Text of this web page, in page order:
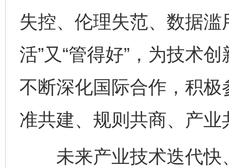
失控、伦理失范、数据
活”又“管得好”，为技术
不断深化国际合作，积
准共建、规则共商、产业
未来产业技术迭代快